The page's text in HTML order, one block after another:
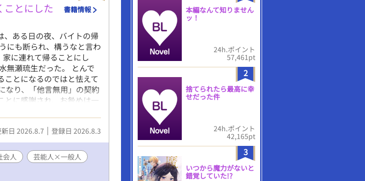
ことにした 書籍情報
、ある日の夜、バイトの帰
にも断られ、構うなと言わ
に連れて帰ることにし
無瀬琉生だった。 とんで
とになるのではと怯えて
なり、「他言無用」の契約
とに感謝され、お咎めは一
はまた誠の家を訪ねてき
方法で助けてほしいと言っ
まで執筆済み。 ●一日二
人称の練習で書いた短いお
よろしくおねがいいたし
日 2026.8.7 登録日 2026.8.3
会人
芸能人×一般人
本編なんて知りません
ッ！
24h.ポイント
57,461pt
2
捨てられたら最高に幸
せだった件
24h.ポイント
42,165pt
3
いつから魔力がないと
錯覚していた!?